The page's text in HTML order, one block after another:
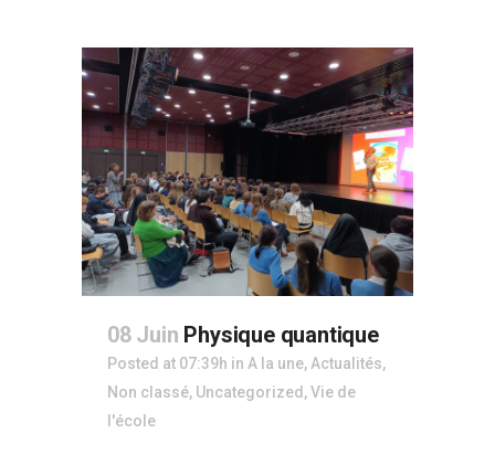
08 Juin Physique quantique
Posted at 07:39h in A la une, Actualités,
Non classé, Uncategorized ,Vie de
l'école